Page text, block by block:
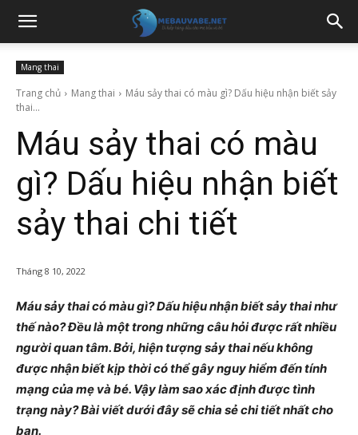
Mang thai
Trang chủ Mang thai
Máu sảy thai có màu gì? Dấu hiệu nhận biết sảy
thai...
Máu sảy thai có màu
gì? Dấu hiệu nhận biết
sảy thai chi tiết
Tháng 8 10, 2022
Máu sảy thai có màu gì? Dấu hiệu nhận biết sảy thai như
thế nào? Đều là một trong những câu hỏi được rất nhiều
người quan tâm. Bởi, hiện tượng sảy thai nếu không
được nhận biết kịp thời có thể gây nguy hiểm đến tính
mạng của mẹ và bé. Vậy làm sao xác định được tình
trạng này? Bài viết dưới đây sẽ chia sẻ chi tiết nhất cho
bạn.